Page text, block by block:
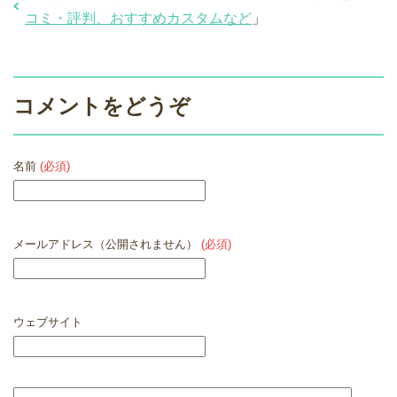
コミ・評判、おすすめカスタムなど 」
コメントをどうぞ
名前 (必須)
メールアドレス（公開されません） (必須)
ウェブサイト